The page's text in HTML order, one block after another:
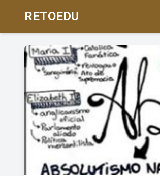
RETOEDU